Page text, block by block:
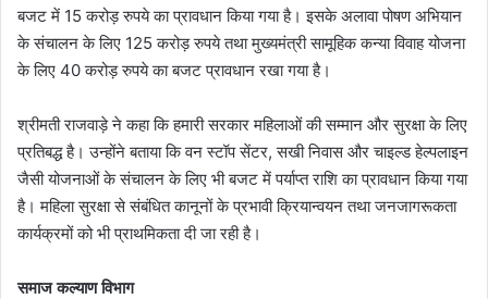
बजट में 15 करोड़ रुपये का प्रावधान किया गया है। इसके अलावा पोषण अभियान
के संचालन के लिए 125 करोड़ रुपये तथा मुख्यमंत्री सामूहिक कन्या विवाह योजना
के लिए 40 करोड़ रुपये का बजट प्रावधान रखा गया है।
श्रीमती राजवाड़े ने कहा कि हमारी सरकार महिलाओं की सम्मान और सुरक्षा के लिए
प्रतिबद्ध है। उन्होंने बताया कि वन स्टॉप सेंटर, सखी निवास और चाइल्ड हेल्पलाइन
जैसी योजनाओं के संचालन के लिए भी बजट में पर्याप्त राशि का प्रावधान किया गया
है। महिला सुरक्षा से संबंधित कानूनों के प्रभावी क्रियान्वयन तथा जनजागरूकता
कार्यक्रमों को भी प्राथमिकता दी जा रही है।
समाज कल्याण विभाग